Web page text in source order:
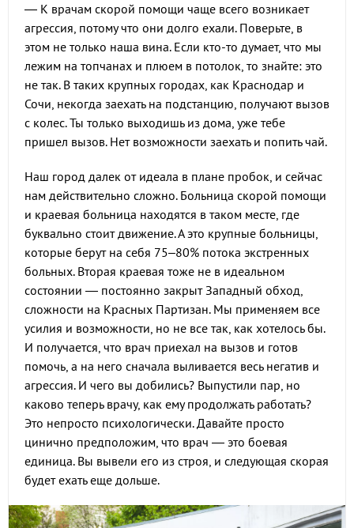
— К врачам скорой помощи чаще всего возникает
агрессия, потому что они долго ехали. Поверьте, в
этом не только наша вина. Если кто-то думает, что мы
лежим на топчанах и плюем в потолок, то знайте: это
не так. В таких крупных городах, как Краснодар и
Сочи, некогда заехать на подстанцию, получают вызов
с колес. Ты только выходишь из дома, уже тебе
пришел вызов. Нет возможности заехать и попить чай.
Наш город далек от идеала в плане пробок, и сейчас
нам действительно сложно. Больница скорой помощи
и краевая больница находятся в таком месте, где
буквально стоит движение. А это крупные больницы,
которые берут на себя 75–80% потока экстренных
больных. Вторая краевая тоже не в идеальном
состоянии — постоянно закрыт Западный обход,
сложности на Красных Партизан. Мы применяем все
усилия и возможности, но не все так, как хотелось бы.
И получается, что врач приехал на вызов и готов
помочь, а на него сначала выливается весь негатив и
агрессия. И чего вы добились? Выпустили пар, но
каково теперь врачу, как ему продолжать работать?
Это непросто психологически. Давайте просто
цинично предположим, что врач — это боевая
единица. Вы вывели его из строя, и следующая скорая
будет ехать еще дольше.